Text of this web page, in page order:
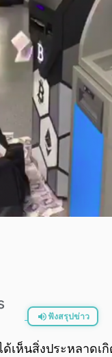
ฟังสรุปข่าว
ห็นสิ่งประหลาดเกิ